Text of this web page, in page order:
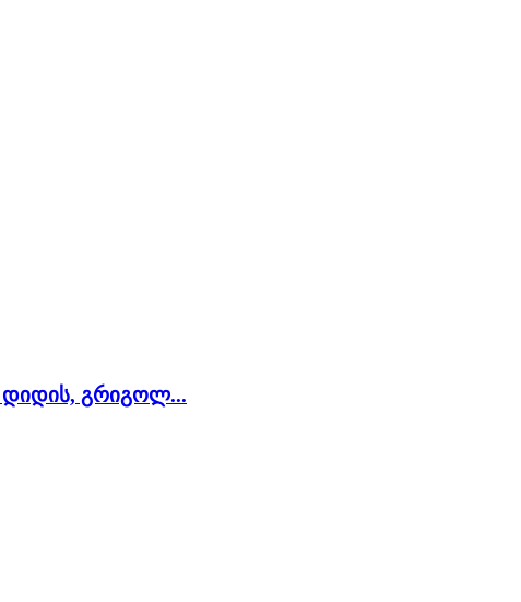
დიდის, გრიგოლ...